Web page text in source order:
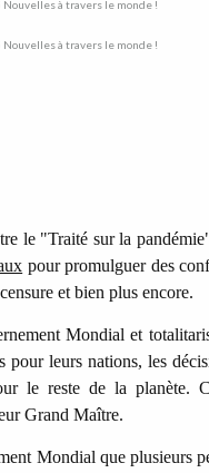
le "Traité sur la
pour promulguer des
et bien plus encore.
Mondial et
pour leurs nations, les
le reste de la planète.
Grand Maître.
Mondial que plusieurs